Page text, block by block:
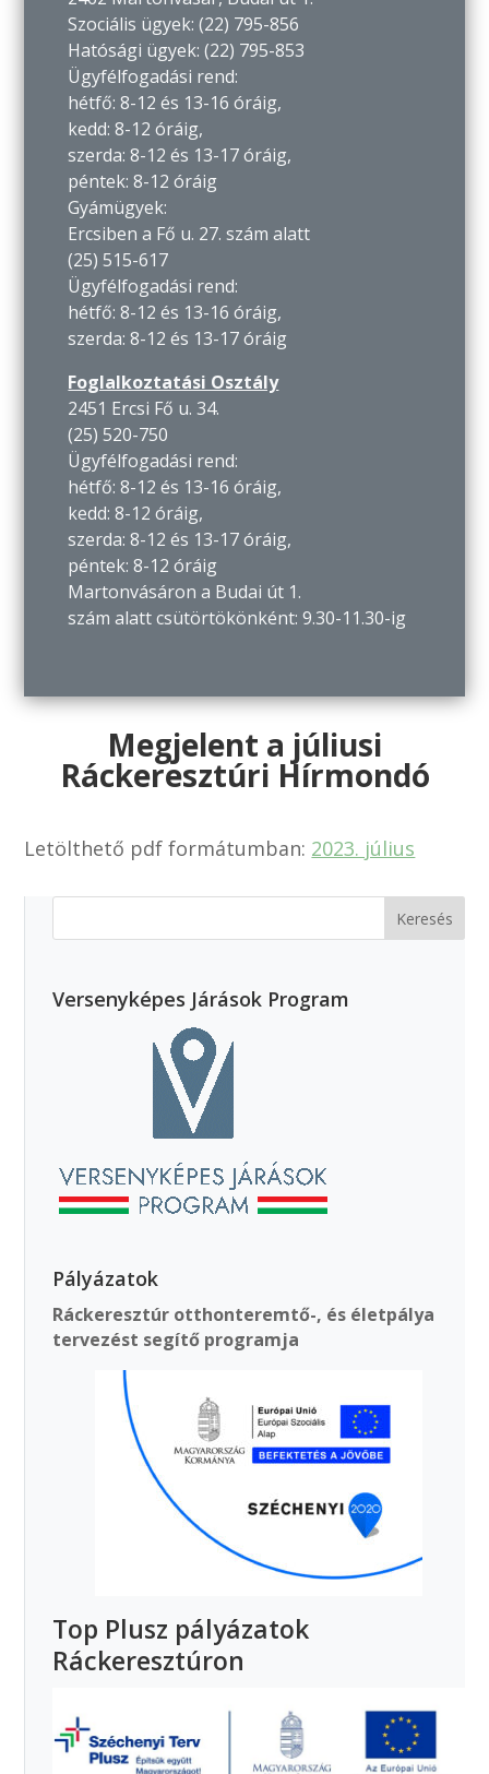
Szociális ügyek: (22) 795-856
Hatósági ügyek: (22) 795-853
Ügyfélfogadási rend:
hétfő: 8-12 és 13-16 óráig,
kedd: 8-12 óráig,
szerda: 8-12 és 13-17 óráig,
péntek: 8-12 óráig
Gyámügyek:
Ercsiben a Fő u. 27. szám alatt
(25) 515-617
Ügyfélfogadási rend:
hétfő: 8-12 és 13-16 óráig,
szerda: 8-12 és 13-17 óráig
Foglalkoztatási Osztály
2451 Ercsi Fő u. 34.
(25) 520-750
Ügyfélfogadási rend:
hétfő: 8-12 és 13-16 óráig,
kedd: 8-12 óráig,
szerda: 8-12 és 13-17 óráig,
péntek: 8-12 óráig
Martonvásáron a Budai út 1.
szám alatt csütörtökönként: 9.30-11.30-ig
Megjelent a júliusi
Ráckeresztúri Hírmondó
Letölthető pdf formátumban: 2023. július
Versenyképes Járások Program
Pályázatok
Ráckeresztúr otthonteremtő-, és életpálya
tervezést segítő programja
Top Plusz pályázatok
Ráckeresztúron